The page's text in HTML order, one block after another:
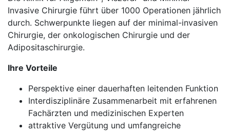
Invasive Chirurgie führt über 1000 Operationen jährlich
durch. Schwerpunkte liegen auf der minimal-invasiven
Chirurgie, der onkologischen Chirurgie und der
Adipositaschirurgie.
Ihre Vorteile
Perspektive einer dauerhaften leitenden Funktion
Interdisziplinäre Zusammenarbeit mit erfahrenen
Fachärzten und medizinischen Experten
attraktive Vergütung und umfangreiche